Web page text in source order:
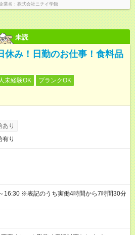
業名 株式会社ニチイ学館
未読
休み！日勤のお仕事！食料品
未経験OK
ブランクOK
あり
有り
から7時間30分